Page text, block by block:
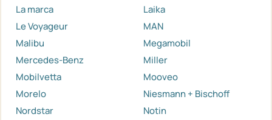
La marca
Laika
Le Voyageur
MAN
Malibu
Megamobil
Mercedes-Benz
Miller
Mobilvetta
Mooveo
Morelo
Niesmann + Bischoff
Nordstar
Notin